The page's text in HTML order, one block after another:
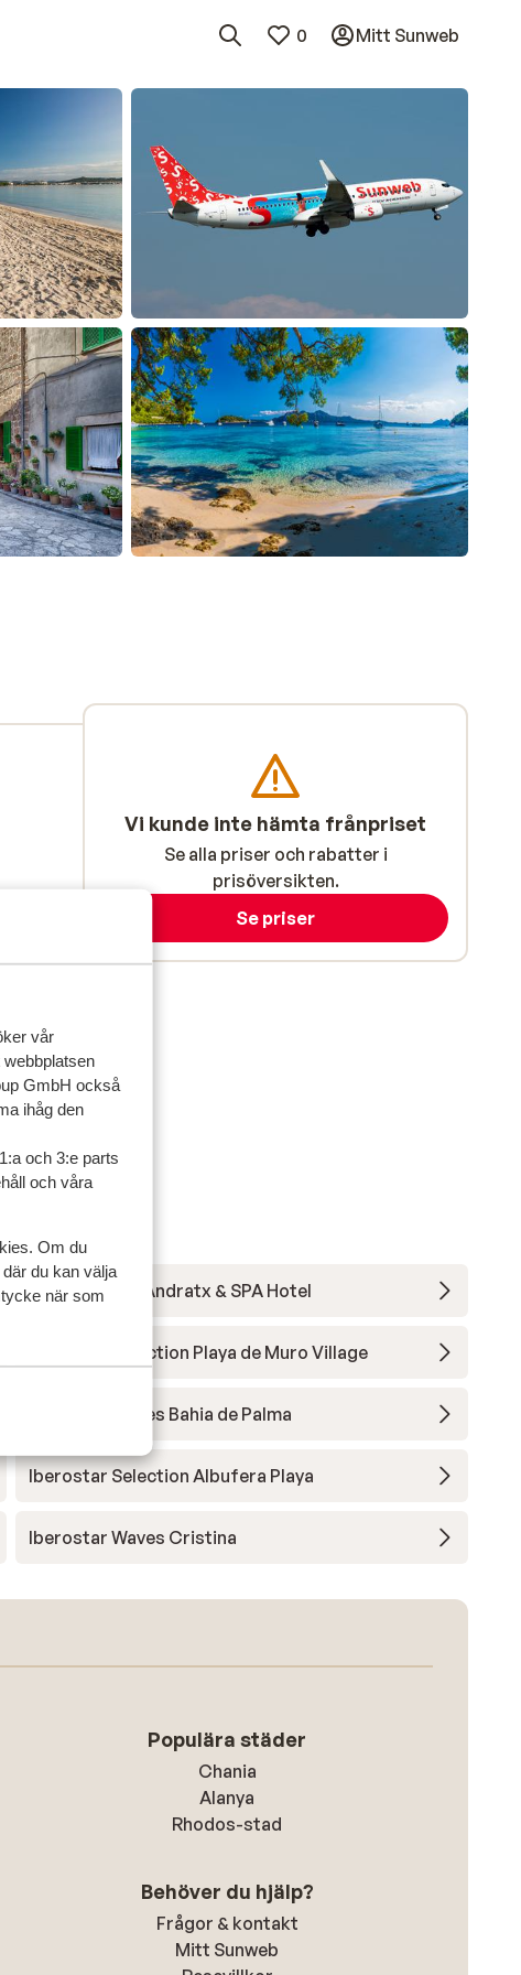
vår
GmbH också
ihåg den
och 3:e parts
och våra
Om du
du kan välja
när som
0 Mitt Sunweb
Vi kunde inte hämta frånpriset
Se alla priser och rabatter i
prisöversikten.
Se priser
Zafiro Palace Andratx & SPA Hotel
Iberostar Selection Playa de Muro Village
Iberostar Waves Bahia de Palma
Iberostar Selection Albufera Playa
Iberostar Waves Cristina
Populära städer
Chania
Alanya
Rhodos-stad
Behöver du hjälp?
Frågor & kontakt
Mitt Sunweb